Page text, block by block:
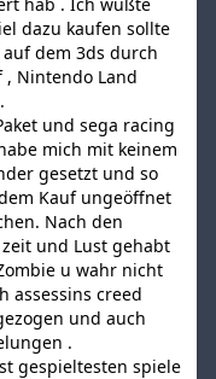
dazu kaufen sollte
dem 3ds durch
, Nintendo Land
und sega racing
mich mit keinem
gesetzt und so
Kauf ungeöffnet
Nach den
und Lust gehabt
u wahr nicht
assessins creed
und auch
.
gespieltesten spiele